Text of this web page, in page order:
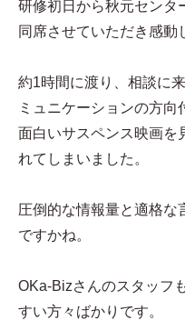
研修初日から秋元センタ
同席させていただき感動
約1時間に渡り、相談に
ミュニケーションの方向
面白いサスペンス映画を
れてしまいました。
圧倒的な情報量と適格な
ですかね。
OKa-Bizさんのスタッフ
すい方々ばかりです。